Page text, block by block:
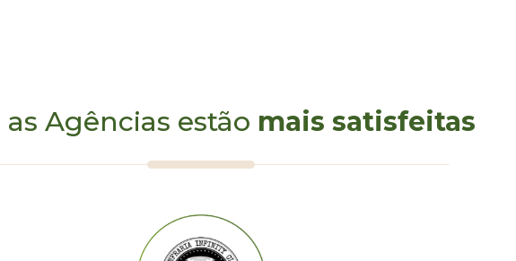
Agências estão mais satisfeitas